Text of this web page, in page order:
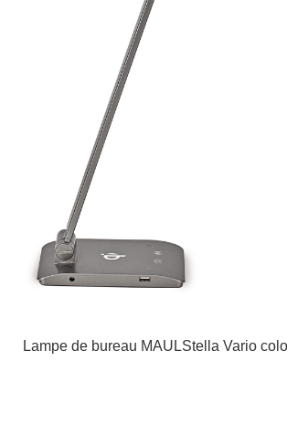
Lampe de bureau MAULStella Vario